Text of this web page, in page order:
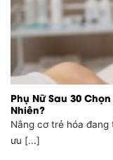
Phụ Nữ Sau 30
Nhiên?
Nâng cơ trẻ hóa
ưu [...]